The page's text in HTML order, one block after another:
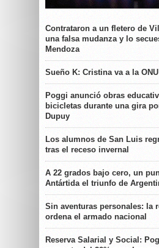
Contrataron a un fletero de
una falsa mudanza y lo
Mendoza
Sueño K: Cristina va a la
Poggi anunció obras
bicicletas durante una gira
Dupuy
Los alumnos de San Luis
tras el receso invernal
A 22 grados bajo cero, un
Antártida el triunfo de
Sin aventuras personales: la
ordena el armado nacional
Reserva Salarial y Social: